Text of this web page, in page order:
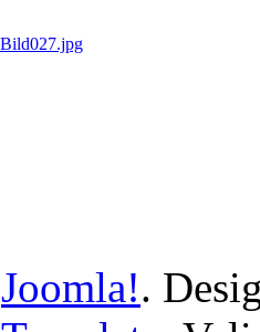
Joomla!.